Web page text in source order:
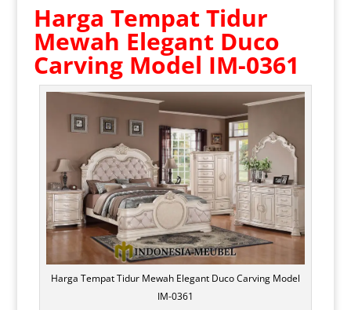
Harga Tempat Tidur
Mewah Elegant Duco
Carving Model IM-0361
Harga Tempat Tidur Mewah Elegant Duco Carving Model
IM-0361